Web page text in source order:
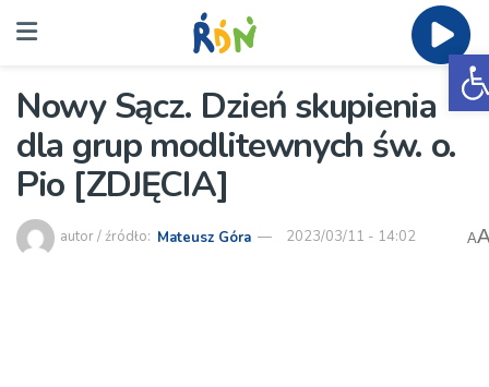
Nowy Sącz. Dzień skupienia
dla grup modlitewnych św. o.
Pio [ZDJĘCIA]
autor / źródło: Mateusz Góra 2023/03/11 - 14:02 A